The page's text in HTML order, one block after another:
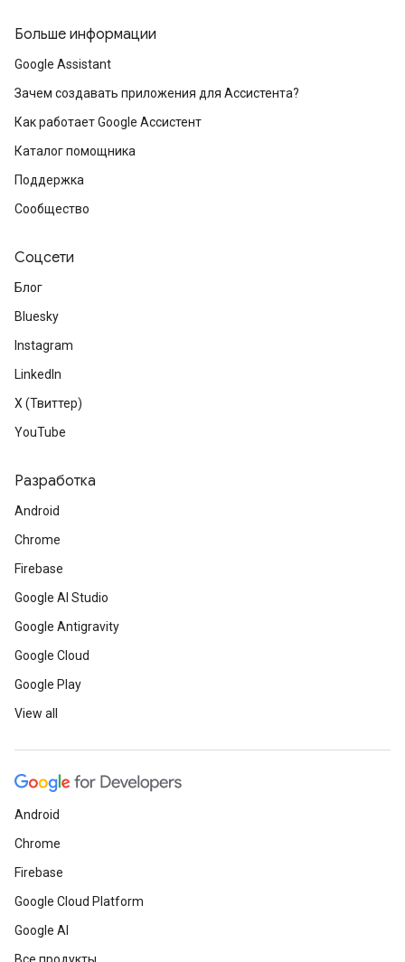
Больше информации
Google Assistant
Зачем создавать приложения для Ассистента?
Как работает Google Ассистент
Каталог помощника
Поддержка
Сообщество
Соцсети
Блог
Bluesky
Instagram
LinkedIn
X (Твиттер)
YouTube
Разработка
Android
Chrome
Firebase
Google AI Studio
Google Antigravity
Google Cloud
Google Play
View all
Android
Chrome
Firebase
Google Cloud Platform
Google AI